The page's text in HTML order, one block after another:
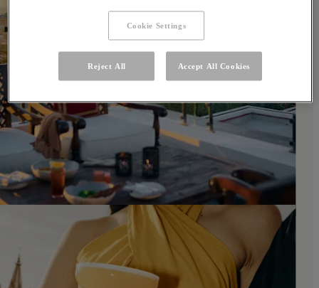
Cookie Settings
Reject All Accept All Cookies